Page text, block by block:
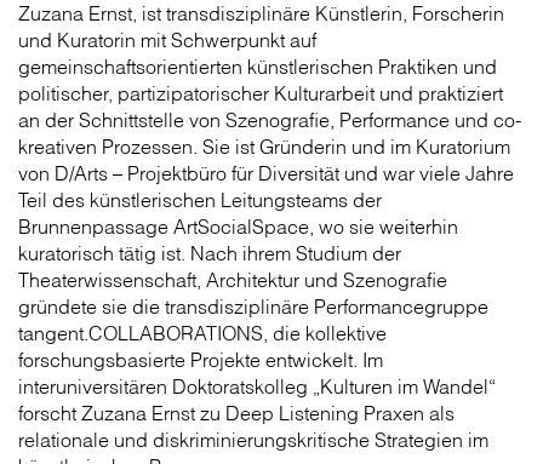
Zuzana Ernst, ist transdisziplinäre Künstlerin, Forscherin
und Kuratorin mit Schwerpunkt auf
gemeinschaftsorientierten künstlerischen Praktiken und
politischer, partizipatorischer Kulturarbeit und praktiziert
an der Schnittstelle von Szenografie, Performance und co-
kreativen Prozessen. Sie ist Gründerin und im Kuratorium
von D/Arts – Projektbüro für Diversität und war viele Jahre
Teil des künstlerischen Leitungsteams der
Brunnenpassage ArtSocialSpace, wo sie weiterhin
kuratorisch tätig ist. Nach ihrem Studium der
Theaterwissenschaft, Architektur und Szenografie
gründete sie die transdisziplinäre Performancegruppe
tangent.COLLABORATIONS, die kollektive
forschungsbasierte Projekte entwickelt. Im
interuniversitären Doktoratskolleg „Kulturen im Wandel“
forscht Zuzana Ernst zu Deep Listening Praxen als
relationale und diskriminierungskritische Strategien im